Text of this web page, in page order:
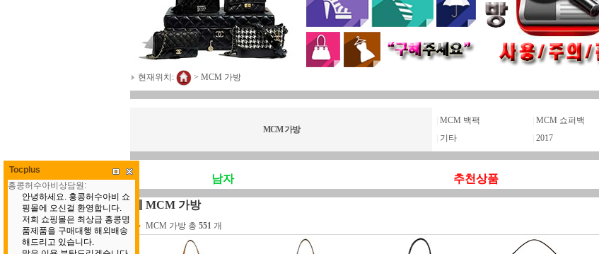
현재위치: > MCM 가방
MCM 가방
MCM 백팩 MCM 쇼퍼백
기타 2017
남자 추천상품
MCM 가방
MCM 가방 총 551 개
Tocplus